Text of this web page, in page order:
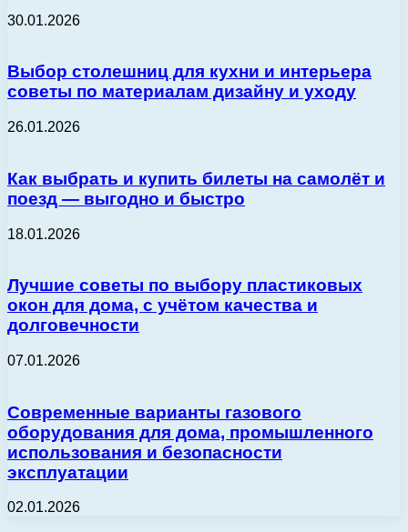
30.01.2026
Выбор столешниц для кухни и интерьера
советы по материалам дизайну и уходу
26.01.2026
Как выбрать и купить билеты на самолёт и
поезд — выгодно и быстро
18.01.2026
Лучшие советы по выбору пластиковых
окон для дома, с учётом качества и
долговечности
07.01.2026
Современные варианты газового
оборудования для дома, промышленного
использования и безопасности
эксплуатации
02.01.2026